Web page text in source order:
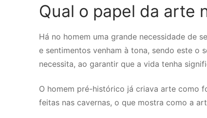
Qual o papel da arte
Há no homem uma grande necessidade de
e sentimentos venham à tona, sendo este o
necessita, ao garantir que a vida tenha
O homem pré-histórico já criava arte como
feitas nas cavernas, o que mostra como a